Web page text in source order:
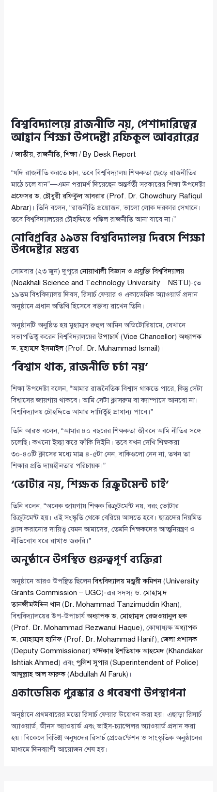
বিশ্ববিদ্যালয়ে রাজনীতি নয়, পেশাদারিত্বের
আহ্বান শিক্ষা উপদেষ্টা রফিকুল আবরারের
/জাতীয়,রাজনীতি,শিক্ষা/ By Desk Report
“যদি রাজনীতি করতে চান, তবে বিশ্ববিদ্যালয় শিক্ষকতা ছেড়ে রাজনীতির
মাঠে চলে যান”—এমন পরামর্শ দিয়েছেন অন্তর্বর্তী সরকারের শিক্ষা উপদেষ্টা
প্রফেসর ড. চৌধুরী রফিকুল আবরার (Prof. Dr. Chowdhury Rafiqul
Abrar)। তিনি বলেন, “রাজনীতি প্রয়োজন, ভালো লোক দরকার সেখানে।
তবে বিশ্ববিদ্যালয়ের চৌহদ্দিতে পঙ্কিল রাজনীতি আনা যাবে না।”
নোবিপ্রবির ১৯তম বিশ্ববিদ্যালয় দিবসে শিক্ষা
উপদেষ্টার মন্তব্য
সোমবার (২৩ জুন) দুপুরেনোয়াখালী বিজ্ঞান ও প্রযুক্তি বিশ্ববিদ্যালয়
(Noakhali Science and Technology University – NSTU)-তে
১৯তম বিশ্ববিদ্যালয় দিবস, রিসার্চ ফেয়ার ও একাডেমিক অ্যাওয়ার্ড প্রদান
অনুষ্ঠানে প্রধান অতিথি হিসেবে বক্তব্য রাখেন তিনি।
অনুষ্ঠানটি অনুষ্ঠিত হয় মুহাম্মদ রুহুল আমিন অডিটোরিয়ামে, যেখানে
সভাপতিত্ব করেন বিশ্ববিদ্যালয়েরউপাচার্য (Vice Chancellor)অধ্যাপক
ড. মুহাম্মদ ইসমাইল(Prof. Dr. Muhammad Ismail)।
‘বিশ্বাস থাক, রাজনীতি চর্চা নয়’
শিক্ষা উপদেষ্টা বলেন, “আমার রাজনৈতিক বিশ্বাস থাকতে পারে, কিন্তু সেটা
বিশ্বাসের জায়গায় থাকবে। আমি সেটা ক্লাসরুম বা ক্যাম্পাসে আনবো না।
বিশ্ববিদ্যালয় চৌহদ্দিতে আমার দায়িত্বই প্রাধান্য পাবে।”
তিনি আরও বলেন, “আমার ৪০ বছরের শিক্ষকতা জীবনে আমি নীতির সঙ্গে
চলেছি। কখনো ইচ্ছা করে ফাঁকি দিইনি। তবে যখন দেখি শিক্ষকরা
৩০-৪০টি ক্লাসের মধ্যে মাত্র ৪-৫টা নেন, বাকিগুলো নেন না, তখন তা
শিক্ষার প্রতি দায়হীনতার পরিচায়ক।”
‘ভোটার নয়, শিক্ষক রিক্রুটমেন্ট চাই’
তিনি বলেন, “অনেক জায়গায় শিক্ষক রিক্রুটমেন্ট নয়, বরং ভোটার
রিক্রুটমেন্ট হয়। এই সংস্কৃতি থেকে বেরিয়ে আসতে হবে। ছাত্রদের নিয়মিত
ক্লাস করানোর দায়িত্ব যেমন আমাদের, তেমনি শিক্ষকদের আত্মনিয়ন্ত্রণ ও
নীতিবোধ ধরে রাখাও জরুরি।”
অনুষ্ঠানে উপস্থিত গুরুত্বপূর্ণ ব্যক্তিরা
অনুষ্ঠানে আরও উপস্থিত ছিলেনবিশ্ববিদ্যালয় মঞ্জুরী কমিশন(University
Grants Commission – UGC)-এর সদস্যড. মোহাম্মদ
তানজীমউদ্দিন খান(Dr. Mohammad Tanzimuddin Khan),
বিশ্ববিদ্যালয়ের উপ-উপাচার্যঅধ্যাপক ড. মোহাম্মদ রেজওয়ানুল হক
(Prof. Dr. Mohammad Rezwanul Haque), কোষাধ্যক্ষঅধ্যাপক
ড. মোহাম্মদ হানিফ (Prof. Dr. Mohammad Hanif),জেলা প্রশাসক
(Deputy Commissioner)খন্দকার ইশতিয়াক আহমেদ (Khandaker
Ishtiak Ahmed) এবং পুলিশ সুপার (Superintendent of Police)
আব্দুল্লাহ আল ফারুক(Abdullah Al Faruk)।
একাডেমিক পুরস্কার ও গবেষণা উপস্থাপনা
অনুষ্ঠানে প্রথমবারের মতো রিসার্চ ফেয়ার উদ্বোধন করা হয়। এছাড়া রিসার্চ
অ্যাওয়ার্ড, ডীনস অ্যাওয়ার্ড এবং ভাইস-চ্যান্সেলর অ্যাওয়ার্ড প্রদান করা
হয়। বিকেলে বিভিন্ন অনুষদের রিসার্চ প্রেজেন্টেশন ও সাংস্কৃতিক অনুষ্ঠানের
মাধ্যমে দিনব্যাপী আয়োজন শেষ হয়।